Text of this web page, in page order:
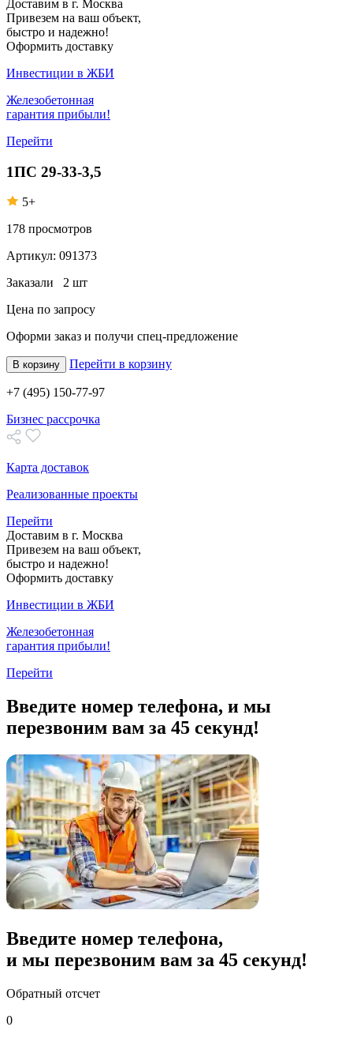
Доставим в г. Москва
Привезем на ваш объект,
быстро и надежно!
Оформить доставку
Инвестиции в ЖБИ
Железобетонная
гарантия прибыли!
Перейти
1ПС 29-33-3,5
5+
178 просмотров
Артикул: 091373
Заказали 2 шт
Цена по запросу
Оформи заказ и получи спец-предложение
В корзину Перейти в корзину
+7 (495) 150-77-97
Бизнес рассрочка
Карта доставок
Реализованные проекты
Перейти
Доставим в г. Москва
Привезем на ваш объект,
быстро и надежно!
Оформить доставку
Инвестиции в ЖБИ
Железобетонная
гарантия прибыли!
Перейти
Введите номер телефона, и мы
перезвоним вам за 45 секунд!
Введите номер телефона,
и мы перезвоним вам за 45 секунд!
Обратный отсчет
0